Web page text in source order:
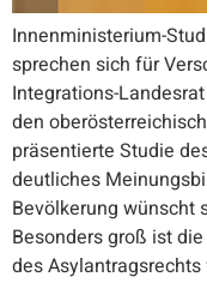
Innenministerium-
sprechen sich für
Integrations-
den
präsentierte Studie
deutliches
Bevölkerung wünscht
Besonders groß ist
des